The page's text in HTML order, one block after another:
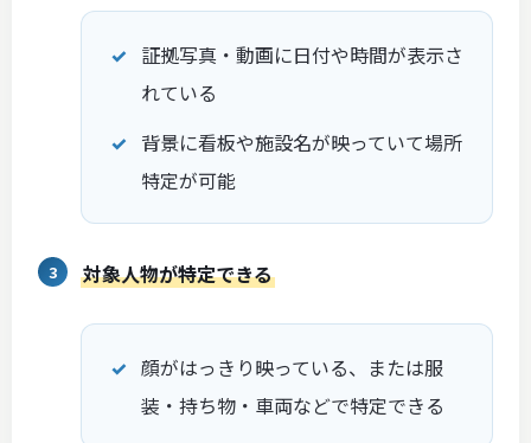
証拠写真・動画に日付や時間が表示さ
れている
背景に看板や施設名が映っていて場所
特定が可能
対象人物が特定できる
顔がはっきり映っている、または服
装・持ち物・車両などで特定できる